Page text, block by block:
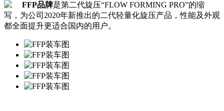
FFP品牌是第二代旋压“FLOW FORMING PRO”的缩
写，为公司2020年新推出的二代轻量化旋压产品，性能及外观
都全面提升更适合国内的用户。